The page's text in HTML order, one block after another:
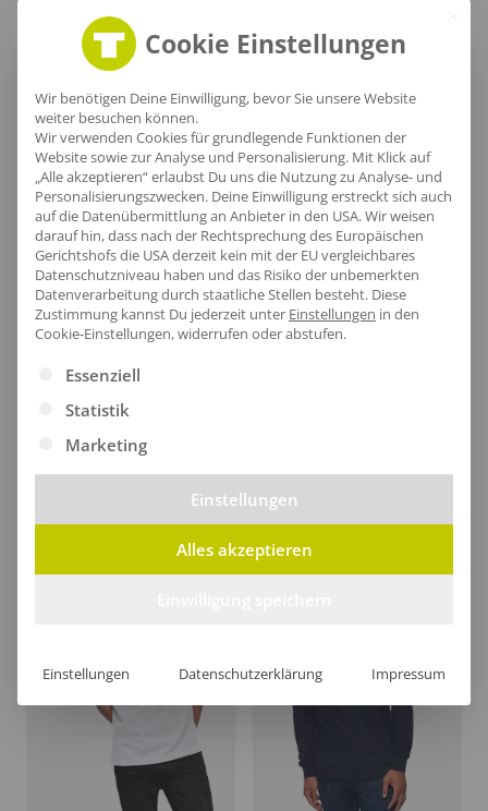
Größentabelle
Lieferzeit
[jgm-review-widget]
Kundenprojekte
Kombi Produkte
Cookie Einstellungen
Wir benötigen Deine Einwilligung, bevor Sie unsere Website
weiter besuchen können.
Wir verwenden Cookies für grundlegende Funktionen der
Website sowie zur Analyse und Personalisierung. Mit Klick auf
„Alle akzeptieren“ erlaubst Du uns die Nutzung zu Analyse- und
Personalisierungszwecken. Deine Einwilligung erstreckt sich auch
auf die Datenübermittlung an Anbieter in den USA. Wir weisen
darauf hin, dass nach der Rechtsprechung des Europäischen
Gerichtshofs die USA derzeit kein mit der EU vergleichbares
Datenschutzniveau haben und das Risiko der unbemerkten
Datenverarbeitung durch staatliche Stellen besteht. Diese
Zustimmung kannst Du jederzeit unter Einstellungen in den
Cookie-Einstellungen, widerrufen oder abstufen.
Es folgt eine Liste der Service-Gruppen, für die eine
Essenziell
Statistik
Marketing
Einstellungen
Alles akzeptieren
Einstellungen Datenschutzerklärung Impressum